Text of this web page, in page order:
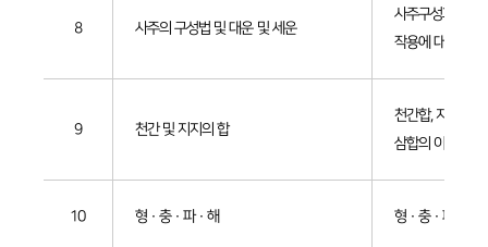
8 사주의 구성법 및 대운 및 세운
사주구성과 역법,
작용에 대한 이해
9 천간 및 지지의 합
천간합, 지지육합
삼합의 이해
10 형 · 충 · 파 · 해 형 · 충 · 파 · 해